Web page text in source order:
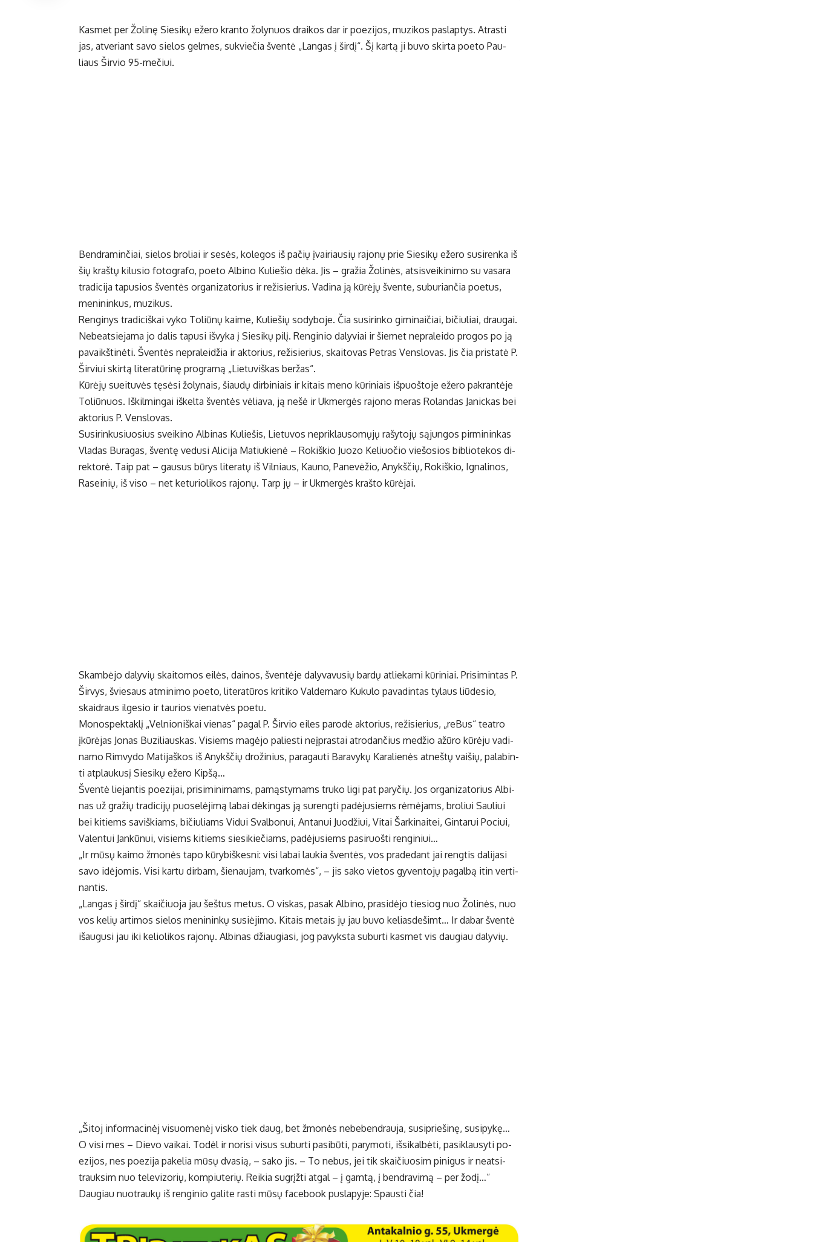
Kas­met per Žo­li­nę Sie­si­kų eže­ro kran­to žo­ly­nuos drai­kos dar ir po­ezi­jos, mu­zi­kos pa­slap­tys. At­ras­ti
jas, at­ve­riant sa­vo sie­los gel­mes, su­kvie­čia šven­tė „Lan­gas į šir­dį“. Šį kar­tą ji bu­vo skir­ta po­eto Pau­
liaus Šir­vio 95-me­čiui.
Ben­dra­min­čiai, sie­los bro­liai ir se­sės, ko­le­gos iš pa­čių įvai­riau­sių ra­jo­nų prie Sie­si­kų eže­ro su­si­ren­ka iš
šių kraš­tų ki­lu­sio fo­to­gra­fo, po­eto Al­bi­no Ku­lie­šio dė­ka. Jis – gra­žia Žo­li­nės, at­si­svei­ki­ni­mo su va­sa­ra
tra­di­ci­ja ta­pu­sios šven­tės or­ga­ni­za­to­rius ir re­ži­sie­rius. Va­di­na ją kū­rė­jų šven­te, su­bu­rian­čia po­etus,
me­ni­nin­kus, mu­zi­kus.
Ren­gi­nys tra­di­ciš­kai vy­ko To­liū­nų kai­me, Ku­lie­šių so­dy­bo­je. Čia su­si­rin­ko gi­mi­nai­čiai, bi­čiu­liai, drau­gai.
Ne­be­at­sie­ja­ma jo da­lis ta­pu­si iš­vy­ka į Sie­si­kų pi­lį. Ren­gi­nio da­ly­viai ir šie­met ne­pra­lei­do pro­gos po ją
pa­vaikš­ti­nė­ti. Šven­tės ne­pra­lei­džia ir ak­to­rius, re­ži­sie­rius, skai­to­vas Pet­ras Ven­slo­vas. Jis čia pri­sta­tė P.
Šir­viui skir­tą li­te­ra­tū­ri­nę pro­gra­mą „Lie­tu­viš­kas ber­žas“.
Kū­rė­jų su­ei­tu­vės tę­sė­si žo­ly­nais, šiau­dų dir­bi­niais ir ki­tais me­no kū­ri­niais iš­puoš­to­je eže­ro pa­kran­tė­je
To­liū­nuos. Iš­kil­min­gai iš­kel­ta šven­tės vė­lia­va, ją ne­šė ir Uk­mer­gės ra­jo­no me­ras Ro­lan­das Ja­nic­kas bei
ak­to­rius P. Ven­slo­vas.
Su­si­rin­ku­siuo­sius svei­ki­no Al­bi­nas Ku­lie­šis, Lie­tu­vos ne­pri­klau­so­mų­jų ra­šy­to­jų są­jun­gos pir­mi­nin­kas
Vla­das Bu­ra­gas, šven­tę ve­du­si Ali­ci­ja Ma­tiu­kie­nė – Ro­kiš­kio Juo­zo Ke­liuo­čio vie­šo­sios bib­lio­te­kos di­
rek­to­rė. Taip pat – gau­sus bū­rys li­te­ra­tų iš Vil­niaus, Kau­no, Pa­ne­vė­žio, Anykš­čių, Ro­kiš­kio, Ig­na­li­nos,
Ra­sei­nių, iš vi­so – net ke­tu­rio­li­kos ra­jo­nų. Tarp jų – ir Uk­mer­gės kraš­to kū­rė­jai.
Skam­bė­jo da­ly­vių skai­to­mos ei­lės, dai­nos, šven­tė­je da­ly­va­vu­sių bar­dų at­lie­ka­mi kū­ri­niai. Pri­si­min­tas P.
Šir­vys, švie­saus at­mi­ni­mo po­eto, li­te­ra­tū­ros kri­ti­ko Val­de­ma­ro Ku­ku­lo pa­va­din­tas ty­laus liū­de­sio,
skaid­raus il­ge­sio ir tau­rios vie­nat­vės po­etu.
Mo­nos­pek­tak­lį „Vel­nio­niš­kai vie­nas“ pa­gal P. Šir­vio ei­les pa­ro­dė ak­to­rius, re­ži­sie­rius, „reBus“ te­at­ro
įkū­rė­jas Jo­nas Bu­zi­liaus­kas. Vi­siems ma­gė­jo pa­lies­ti ne­įpras­tai at­ro­dan­čius me­džio ažū­ro kū­rė­ju va­di­
na­mo Rim­vy­do Ma­ti­jaš­kos iš Anykš­čių dro­ži­nius, pa­ra­gau­ti Ba­ra­vy­kų Ka­ra­lie­nės at­neš­tų vai­šių, pa­la­bin­
ti at­plau­ku­sį Sie­si­kų eže­ro Kip­šą…
Šven­tė lie­jan­tis po­ezi­jai, pri­si­mi­ni­mams, pa­mąs­ty­mams tru­ko li­gi pat pa­ry­čių. Jos or­ga­ni­za­to­rius Al­bi­
nas už gra­žių tra­di­ci­jų puo­se­lė­ji­mą la­bai dė­kin­gas ją su­reng­ti pa­dė­ju­siems rė­mė­jams, bro­liui Sau­liui
bei ki­tiems sa­viš­kiams, bi­čiu­liams Vi­dui Sval­bo­nui, An­ta­nui Juo­džiui, Vi­tai Šar­ki­nai­tei, Gin­ta­rui Po­ciui,
Va­len­tui Jan­kū­nui, vi­siems ki­tiems sie­si­kie­čiams, pa­dė­ju­siems pa­si­ruoš­ti ren­gi­niui…
„Ir mū­sų kai­mo žmo­nės ta­po kū­ry­biš­kes­ni: vi­si la­bai lau­kia šven­tės, vos pra­de­dant jai reng­tis da­li­ja­si
sa­vo idė­jo­mis. Vi­si kar­tu dir­bam, šie­nau­jam, tvar­ko­mės“, – jis sa­ko vie­tos gy­ven­to­jų pa­gal­bą itin ver­ti­
nan­tis.
„Lan­gas į šir­dį“ skai­čiuo­ja jau šeš­tus me­tus. O vis­kas, pa­sak Al­bi­no, pra­si­dė­jo tie­siog nuo Žo­li­nės, nuo
vos ke­lių ar­ti­mos sie­los me­ni­nin­kų su­si­ė­ji­mo. Ki­tais me­tais jų jau bu­vo ke­lias­de­šimt… Ir da­bar šven­tė
iš­au­gu­si jau iki ke­lio­li­kos ra­jo­nų. Al­bi­nas džiau­gia­si, jog pa­vyks­ta su­bur­ti kas­met vis dau­giau da­ly­vių.
„Ši­toj in­for­ma­ci­nėj vi­suo­me­nėj vis­ko tiek daug, bet žmo­nės ne­be­ben­drau­ja, su­si­prie­ši­nę, su­si­py­kę…
O vi­si mes – Die­vo vai­kai. To­dėl ir no­ri­si vi­sus su­bur­ti pa­si­bū­ti, pa­ry­mo­ti, iš­si­kal­bė­ti, pa­si­klau­sy­ti po­
ezi­jos, nes po­ezi­ja pa­ke­lia mū­sų dva­sią, – sa­ko jis. – To ne­bus, jei tik skai­čiuo­sim pi­ni­gus ir neat­si­
trauk­sim nuo te­le­vi­zo­rių, kom­piu­te­rių. Rei­kia su­grįž­ti at­gal – į gam­tą, į ben­dra­vi­mą – per žo­dį…“
Daugiau nuotraukų iš renginio galite rasti mūsų facebook puslapyje: Spausti čia!